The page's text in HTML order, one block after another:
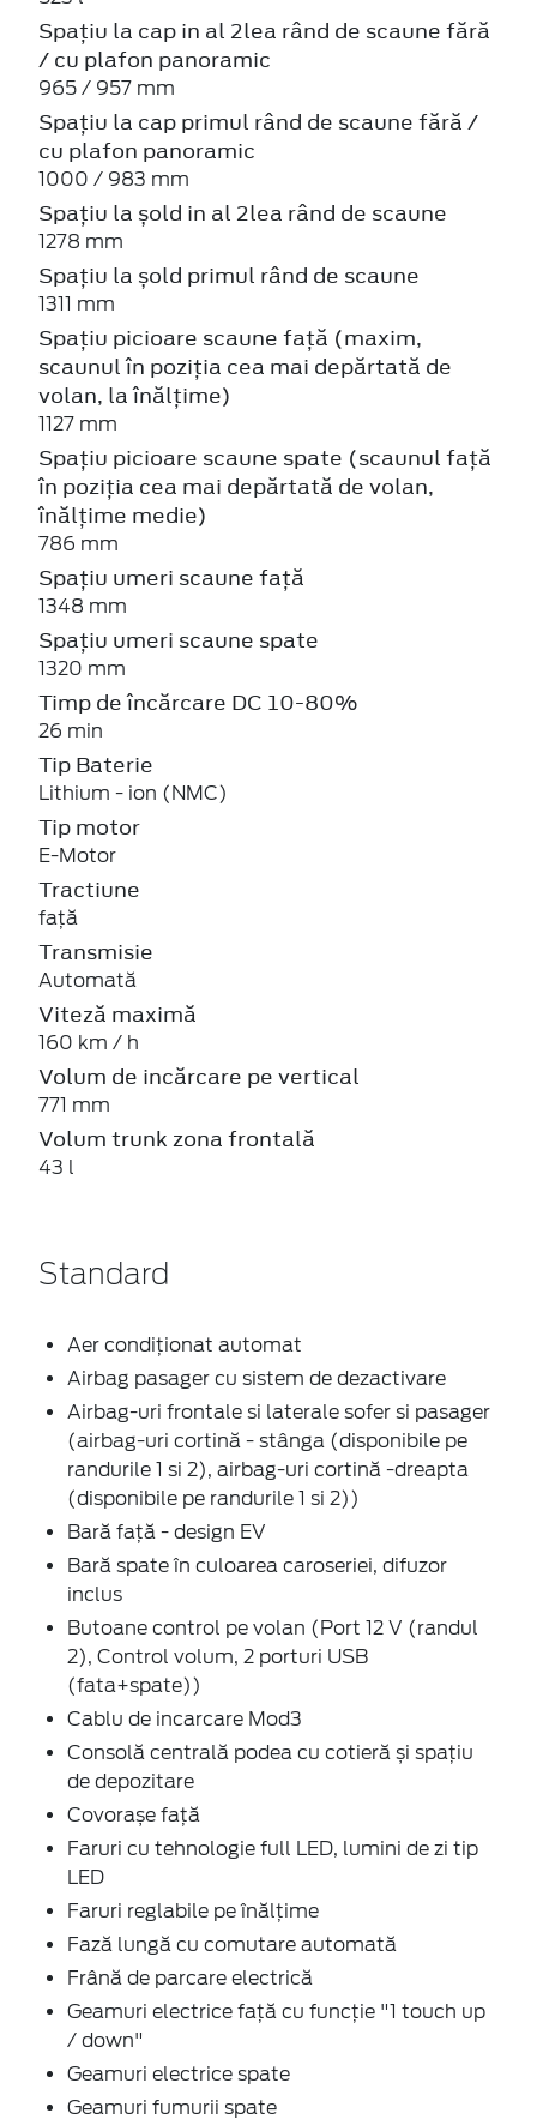
Spațiu la cap in al 2lea rând de scaune fără
/ cu plafon panoramic
965 / 957 mm
Spațiu la cap primul rând de scaune fără /
cu plafon panoramic
1000 / 983 mm
Spațiu la șold in al 2lea rând de scaune
1278 mm
Spațiu la șold primul rând de scaune
1311 mm
Spațiu picioare scaune față (maxim,
scaunul în poziția cea mai depărtată de
volan, la înălțime)
1127 mm
Spațiu picioare scaune spate (scaunul față
în poziția cea mai depărtată de volan,
înălțime medie)
786 mm
Spațiu umeri scaune față
1348 mm
Spațiu umeri scaune spate
1320 mm
Timp de încărcare DC 10-80%
26 min
Tip Baterie
Lithium - ion (NMC)
Tip motor
E-Motor
Tractiune
față
Transmisie
Automată
Viteză maximă
160 km / h
Volum de incărcare pe vertical
771 mm
Volum trunk zona frontală
43 l
Standard
Aer condiționat automat
Airbag pasager cu sistem de dezactivare
Airbag-uri frontale si laterale sofer si pasager
(airbag-uri cortină - stânga (disponibile pe
randurile 1 si 2), airbag-uri cortină -dreapta
(disponibile pe randurile 1 si 2))
Bară față - design EV
Bară spate în culoarea caroseriei, difuzor
inclus
Butoane control pe volan (Port 12 V (randul
2), Control volum, 2 porturi USB
(fata+spate))
Cablu de incarcare Mod3
Consolă centrală podea cu cotieră și spațiu
de depozitare
Covorașe față
Faruri cu tehnologie full LED, lumini de zi tip
LED
Faruri reglabile pe înălțime
Fază lungă cu comutare automată
Frână de parcare electrică
Geamuri electrice față cu funcție "1 touch up
/ down"
Geamuri electrice spate
Geamuri fumurii spate